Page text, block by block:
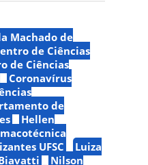
Machado de
de Ciências
de Ciências
Coronavírus
de
Hellen
UFSC
Luiza
Nilson